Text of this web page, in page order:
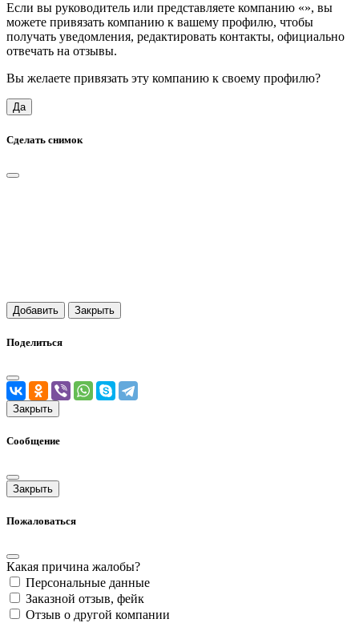
Если вы руководитель или представляете компанию «», вы
можете привязать компанию к вашему профилю, чтобы
получать уведомления, редактировать контакты, официально
отвечать на отзывы.
Вы желаете привязать эту компанию к своему профилю?
Да
Сделать снимок
Добавить Закрыть
Поделиться
Закрыть
Сообщение
Закрыть
Пожаловаться
Какая причина жалобы?
Персональные данные
Заказной отзыв, фейк
Отзыв о другой компании